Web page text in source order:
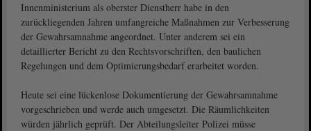
Innenministerium als oberster Dienstherr habe in den
zurückliegenden Jahren umfangreiche Maßnahmen zur Verbesserung
der Gewahrsamnahme angeordnet. Unter anderem sei ein
detaillierter Bericht zu den Rechtsvorschriften, den baulichen
Regelungen und dem Optimierungsbedarf erarbeitet worden.
Heute sei eine lückenlose Dokumentierung der Gewahrsamnahme
vorgeschrieben und werde auch umgesetzt. Die Räumlichkeiten
würden jährlich geprüft. Der Abteilungsleiter Polizei müsse